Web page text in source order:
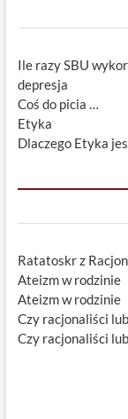
Ile razy SBU
depresja
Coś do picia …
Etyka
Dlaczego Etyka
Ratatoskr z
Ateizm w rodzinie
Ateizm w rodzinie
Czy racjonaliści
Czy racjonaliści